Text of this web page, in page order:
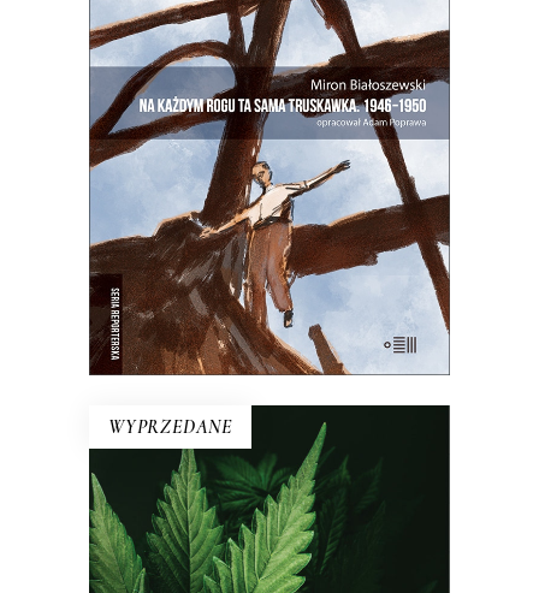
E-BOOK DO KOSZYKA
NA KAŻDYM ROGU TA SAMA
TRUSKAWKA
Zupełnie nowe miasto. Jakaś inna
Warszawa na starych śmieciach. Skąd
się wzięła?
50.00zł 25.00zł
WYPRZEDANE
ZDROWAŚ MARIO. REPORTAŻE